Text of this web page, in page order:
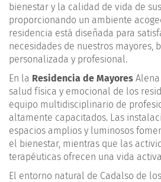
bienestar y la calidad de vida de
proporcionando un ambiente
residencia está diseñada para
necesidades de nuestros mayores,
personalizada y profesional.
En la Residencia de Mayores
salud física y emocional de los
equipo multidisciplinario de
altamente capacitados. Las
espacios amplios y luminosos
el bienestar, mientras que las
terapéuticas ofrecen una vida
El entorno natural de Cadalso de